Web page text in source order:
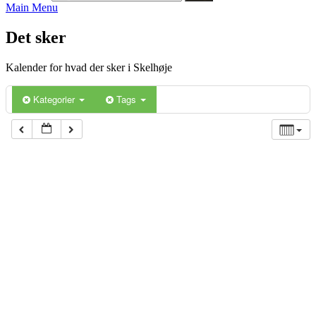
Main Menu
Det sker
Kalender for hvad der sker i Skelhøje
Kategorier Tags